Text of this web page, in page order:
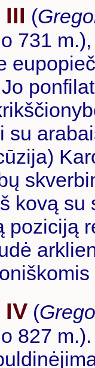
(
731
su
kovą su
poziciją
(
827